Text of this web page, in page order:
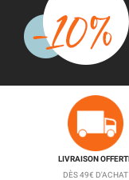
LIVRAISON
DÈS 49€ D'ACHAT